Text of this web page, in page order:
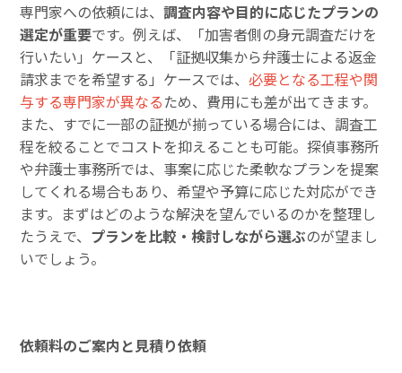
専門家への依頼には、調査内容や目的に応じたプランの
選定が重要です。例えば、「加害者側の身元調査だけを
行いたい」ケースと、「証拠収集から弁護士による返金
請求までを希望する」ケースでは、必要となる工程や関
与する専門家が異なるため、費用にも差が出てきます。
また、すでに一部の証拠が揃っている場合には、調査工
程を絞ることでコストを抑えることも可能。探偵事務所
や弁護士事務所では、事案に応じた柔軟なプランを提案
してくれる場合もあり、希望や予算に応じた対応ができ
ます。まずはどのような解決を望んでいるのかを整理し
たうえで、 プランを比較・検討しながら選ぶのが望まし
いでしょう。
依頼料のご案内と見積り依頼